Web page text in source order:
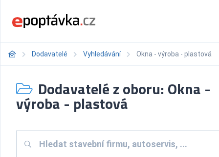
Dodavatelé Vyhledávání Okna - výroba - plastová
Dodavatelé z oboru: Okna -
výroba - plastová